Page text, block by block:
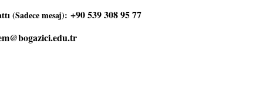
(Sadece mesaj): +90 539 308 95 77